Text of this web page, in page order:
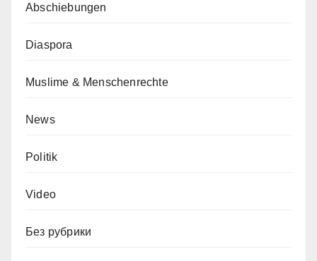
Abschiebungen
Diaspora
Muslime & Menschenrechte
News
Politik
Video
Без рубрики